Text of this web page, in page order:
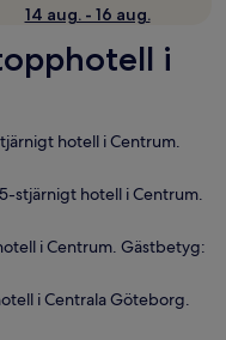
14 aug. - 16 aug.
i
hotell i Centrum.
stjärnigt hotell i Centrum.
i Centrum. Gästbetyg:
i Centrala Göteborg.